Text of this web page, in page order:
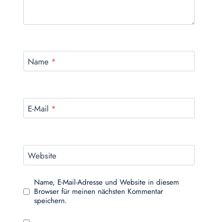
Name *
E-Mail *
Website
Name, E-Mail-Adresse und Website in diesem
Browser für meinen nächsten Kommentar
speichern.